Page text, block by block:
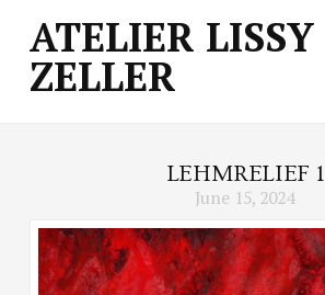
ATELIER
LISSY
ZELLER
ATELIER LISSY
ZELLER
LEHMRELIEF 1
June 15, 2024